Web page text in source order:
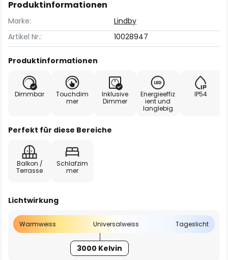
Produktinformationen
Marke:
Lindby
Artikel Nr.:
10028947
Produktinformationen
Dimmbar
Touchdim
mer
Inklusive
Dimmer
Energieeffiz
ient und
langlebig
IP54
Perfekt für diese Bereiche
Balkon /
Terrasse
Schlafzim
mer
Lichtwirkung
Warmweiss Universalweiss Tageslicht
3000 Kelvin